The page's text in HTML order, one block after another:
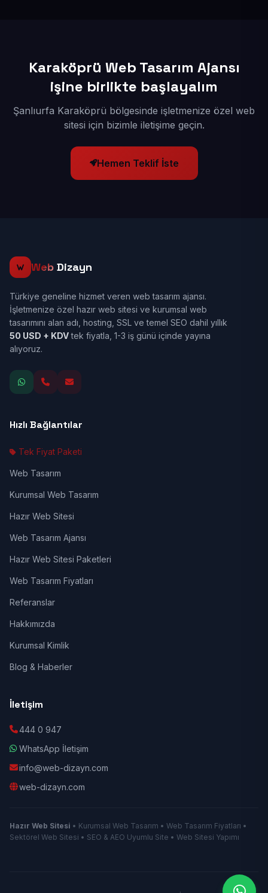
Karaköprü Web Tasarım Ajansı
işine birlikte başlayalım
Şanlıurfa Karaköprü bölgesinde işletmenize özel web
sitesi için bizimle iletişime geçin.
Hemen Teklif İste
Web Dizayn
Türkiye geneline hizmet veren web tasarım ajansı.
İşletmenize özel hazır web sitesi ve kurumsal web
tasarımını alan adı, hosting, SSL ve temel SEO dahil yıllık
50 USD + KDVtek fiyatla, 1-3 iş günü içinde yayına
alıyoruz.
Hızlı Bağlantılar
Tek Fiyat Paketi
Web Tasarım
Kurumsal Web Tasarım
Hazır Web Sitesi
Web Tasarım Ajansı
Hazır Web Sitesi Paketleri
Web Tasarım Fiyatları
Referanslar
Hakkımızda
Kurumsal Kimlik
Blog & Haberler
İletişim
444 0 947
WhatsApp İletişim
info@web-dizayn.com
web-dizayn.com
Hazır Web Sitesi • Kurumsal Web Tasarım • Web Tasarım Fiyatları •
Sektörel Web Sitesi • SEO & AEO Uyumlu Site • Web Sitesi Yapımı